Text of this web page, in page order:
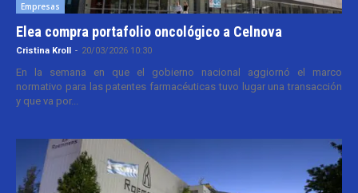
Empresas
Elea compra portafolio oncológico a Celnova
Cristina Kroll - 20/03/2026 10:30
En la semana en que el gobierno nacional aggiornó el marco
normativo para las patentes farmacéuticas tuvo lugar una transacción
y que va por...